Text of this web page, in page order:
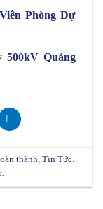
Phòng Dự
500kV Quảng
thành, Tin Tức.
.